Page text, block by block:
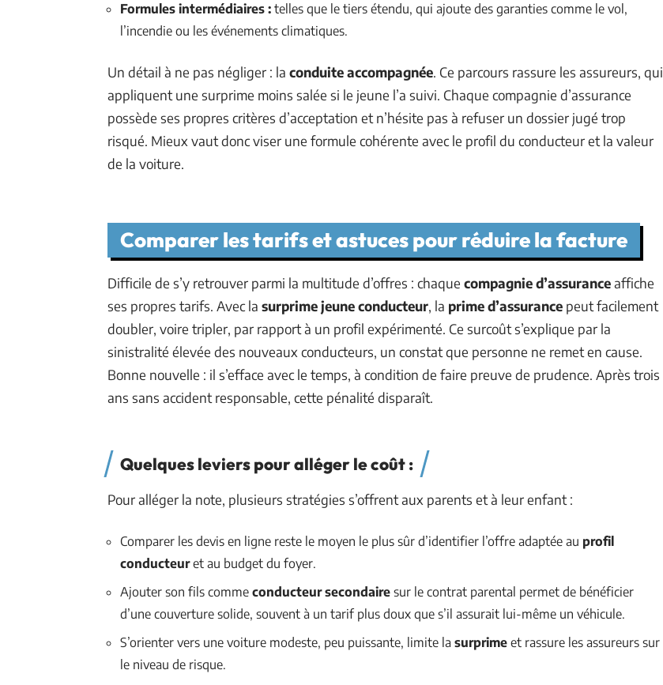
Formules intermédiaires : telles que le tiers étendu, qui ajoute des garanties comme le vol,
l’incendie ou les événements climatiques.
Un détail à ne pas négliger : la conduite accompagnée. Ce parcours rassure les assureurs, qui
appliquent une surprime moins salée si le jeune l’a suivi. Chaque compagnie d’assurance
possède ses propres critères d’acceptation et n’hésite pas à refuser un dossier jugé trop
risqué. Mieux vaut donc viser une formule cohérente avec le profil du conducteur et la valeur
de la voiture.
Comparer les tarifs et astuces pour réduire la facture
Difficile de s’y retrouver parmi la multitude d’offres : chaque compagnie d’assuranceaffiche
ses propres tarifs. Avec la surprime jeune conducteur, la prime d’assurance peut facilement
doubler, voire tripler, par rapport à un profil expérimenté. Ce surcoût s’explique par la
sinistralité élevée des nouveaux conducteurs, un constat que personne ne remet en cause.
Bonne nouvelle : il s’efface avec le temps, à condition de faire preuve de prudence. Après trois
ans sans accident responsable, cette pénalité disparaît.
Quelques leviers pour alléger le coût :
Pour alléger la note, plusieurs stratégies s’offrent aux parents et à leur enfant :
Comparer les devis en ligne reste le moyen le plus sûr d’identifier l’offre adaptée au profil
conducteuret au budget du foyer.
Ajouter son fils comme conducteur secondaire sur le contrat parental permet de bénéficier
d’une couverture solide, souvent à un tarif plus doux que s’il assurait lui-même un véhicule.
S’orienter vers une voiture modeste, peu puissante, limite la surprime et rassure les assureurs sur
le niveau de risque.